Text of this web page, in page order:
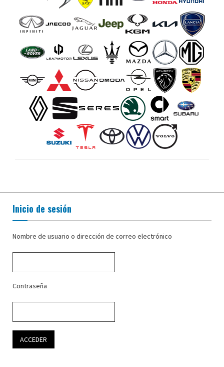
Inicio de sesión
Nombre de usuario o dirección de correo electrónico
Contraseña